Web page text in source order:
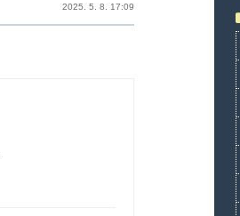
2025. 5. 8. 17:09